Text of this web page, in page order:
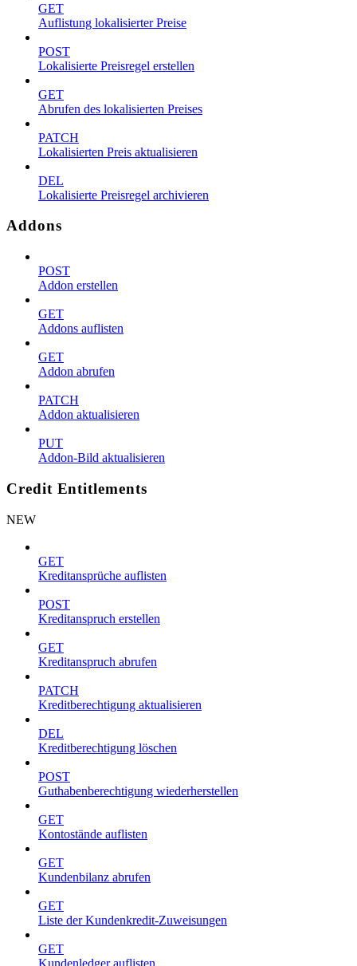
GET
Auflistung lokalisierter Preise
POST
Lokalisierte Preisregel erstellen
GET
Abrufen des lokalisierten Preises
PATCH
Lokalisierten Preis aktualisieren
DEL
Lokalisierte Preisregel archivieren
Addons
POST
Addon erstellen
GET
Addons auflisten
GET
Addon abrufen
PATCH
Addon aktualisieren
PUT
Addon-Bild aktualisieren
Credit Entitlements
NEW
GET
Kreditansprüche auflisten
POST
Kreditanspruch erstellen
GET
Kreditanspruch abrufen
PATCH
Kreditberechtigung aktualisieren
DEL
Kreditberechtigung löschen
POST
Guthabenberechtigung wiederherstellen
GET
Kontostände auflisten
GET
Kundenbilanz abrufen
GET
Liste der Kundenkredit-Zuweisungen
GET
Kundenledger auflisten